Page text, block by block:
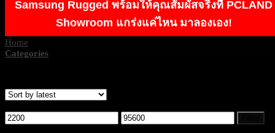
Samsung Rugged พร้อมให้คุณสัมผัสจริงที่ PCLAND
Showroom แกร่งแค่ไหน มาลองเอง!
Home
Categories
Min
price
Max
price